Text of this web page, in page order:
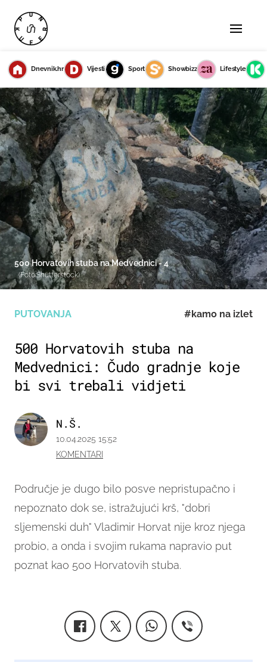
Dnevnik.hr Vijesti Sport Showbizz Lifestyle
PUTOVANJA #kamo na izlet
500 Horvatovih stuba na
Medvednici: Čudo gradnje koje
bi svi trebali vidjeti
Područje je dugo bilo posve nepristupačno i
nepoznato dok se, istražujući krš, "dobri
sljemenski duh" Vladimir Horvat nije kroz njega
probio, a onda i svojim rukama napravio put
poznat kao 500 Horvatovih stuba.
N.Š.
10.04.2025 15:52
KOMENTARI
500 Horvatovih stuba na Medvednici - 4
(Foto:Shutterstock)